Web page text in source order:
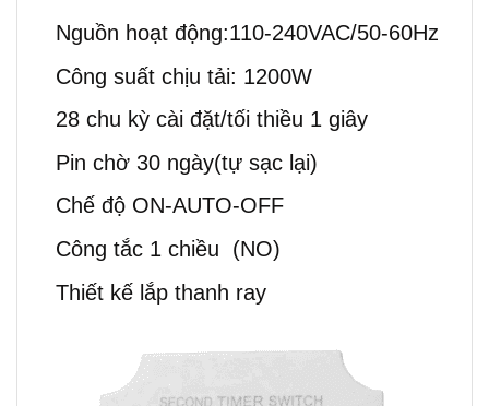
Nguồn hoạt động:110-240VAC/50-60Hz
Công suất chịu tải: 1200W
28 chu kỳ cài đặt/tối thiều 1 giây
Pin chờ 30 ngày(tự sạc lại)
Chế độ ON-AUTO-OFF
Công tắc 1 chiều (NO)
Thiết kế lắp thanh ray